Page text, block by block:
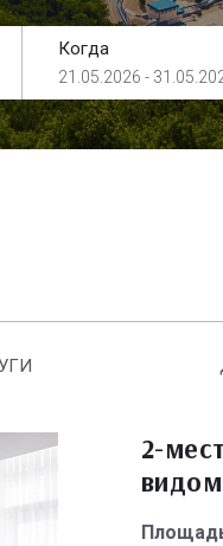
Когда
21.05.2026 -
2-